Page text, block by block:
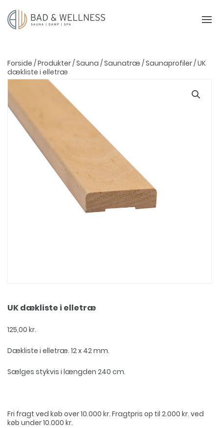
Forside /Produkter/Sauna /Saunatræ /Saunaprofiler/ UK
dækliste i elletræ
UK dækliste i elletræ
125,00 kr.
Dækliste i elletræ. 12 x 42 mm.
Sælges stykvis i længden 240 cm.
Fri fragt ved køb over 10.000 kr. Fragtpris op til 2.000 kr. ved
køb under 10.000 kr.